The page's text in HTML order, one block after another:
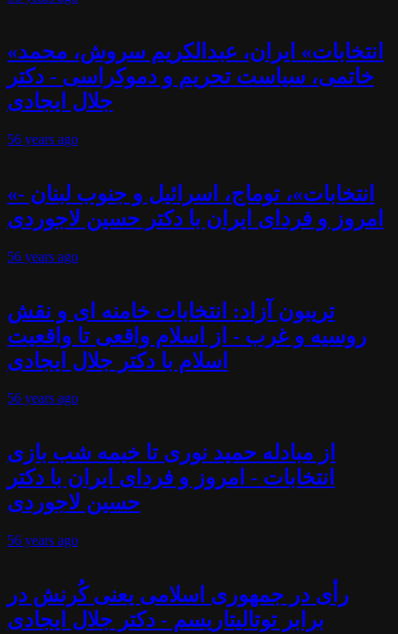
«انتخابات» ایران، عبدالکریم سروش، محمد
خاتمی، سیاست تحریم و دموکراسی - دکتر
جلال ایجادی
56 years ago
«انتخابات»، توماج، اسرائیل و جنوب لبنان -
امروز و فردای ایران با دکتر حسین لاجوردی
56 years ago
تریبون آزاد: انتخابات خامنه ای و نقش
روسیه و غرب - از اسلام واقعی تا واقعیت
اسلام با دکتر جلال ایجادی
56 years ago
از مبادله حمید نوری تا خیمه شب بازی
انتخابات - امروز و فردای ایران با دکتر
حسین لاجوردی
56 years ago
رأی در جمهوری اسلامی یعنی کُرنش در
برابر توتالیتاریسم - دکتر جلال ایجادی